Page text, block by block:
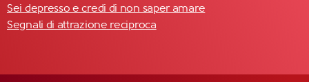
Sei depresso e credi di non saper amare
Segnali di attrazione reciproca